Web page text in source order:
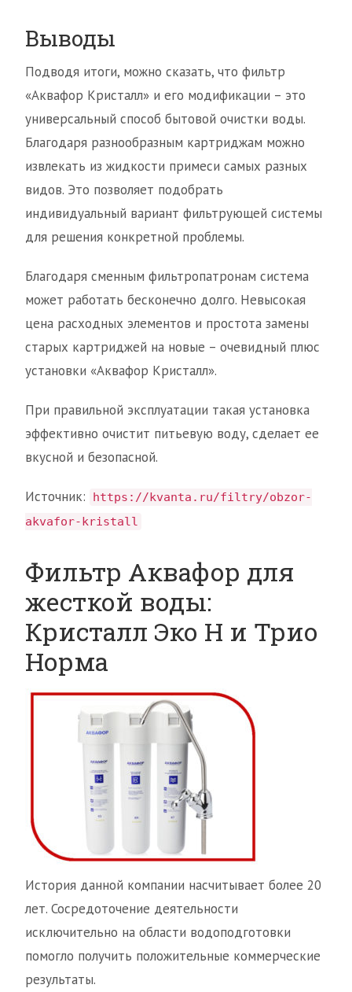
Выводы
Подводя итоги, можно сказать, что фильтр
«Аквафор Кристалл» и его модификации – это
универсальный способ бытовой очистки воды.
Благодаря разнообразным картриджам можно
извлекать из жидкости примеси самых разных
видов. Это позволяет подобрать
индивидуальный вариант фильтрующей системы
для решения конкретной проблемы.
Благодаря сменным фильтропатронам система
может работать бесконечно долго. Невысокая
цена расходных элементов и простота замены
старых картриджей на новые – очевидный плюс
установки «Аквафор Кристалл».
При правильной эксплуатации такая установка
эффективно очистит питьевую воду, сделает ее
вкусной и безопасной.
Источник:
https://kvanta.ru/filtry/obzor-
akvafor-kristall
Фильтр Аквафор для
жесткой воды:
Кристалл Эко Н и Трио
Норма
История данной компании насчитывает более 20
лет. Сосредоточение деятельности
исключительно на области водоподготовки
помогло получить положительные коммерческие
результаты.